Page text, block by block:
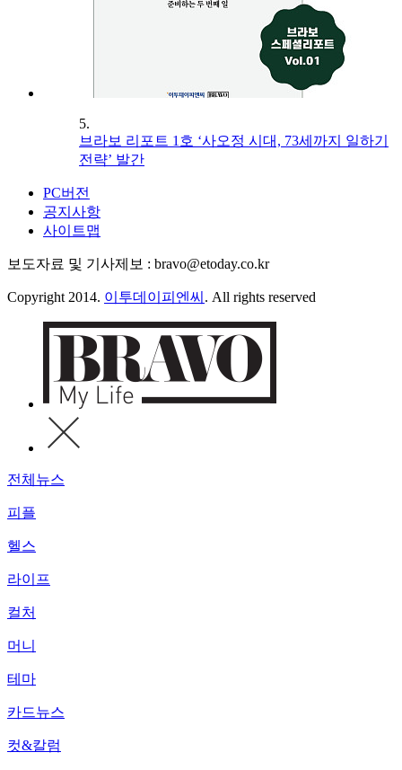
5.
브라보 리포트 1호 ‘사오정 시대, 73세까지 일하기
전략’ 발간
PC버전
공지사항
사이트맵
보도자료 및 기사제보 : bravo@etoday.co.kr
Copyright 2014. 이투데이피엔씨 . All rights reserved
전체뉴스
피플
헬스
라이프
컬처
머니
테마
카드뉴스
컷&칼럼